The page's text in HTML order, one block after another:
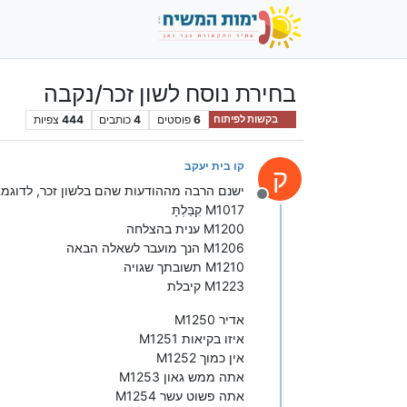
בחירת נוסח לשון זכר/נקבה
בקשות לפיתוח 6 פוסטים 4 כותבים 444 צפיות
ק
מנותק
קו בית יעקב
ישנם הרבה מההודעות שהם בלשון זכר,
M1017 קִבַּלְתָּ
M1200 ענית בהצלחה
M1206 הנך מועבר לשאלה הבאה
M1210 תשובתך שגויה
M1223 קיבלת
M1250 אדיר
M1251 איזו בקיאות
M1252 אין כמוך
M1253 אתה ממש גאון
M1254 אתה פשוט עשר